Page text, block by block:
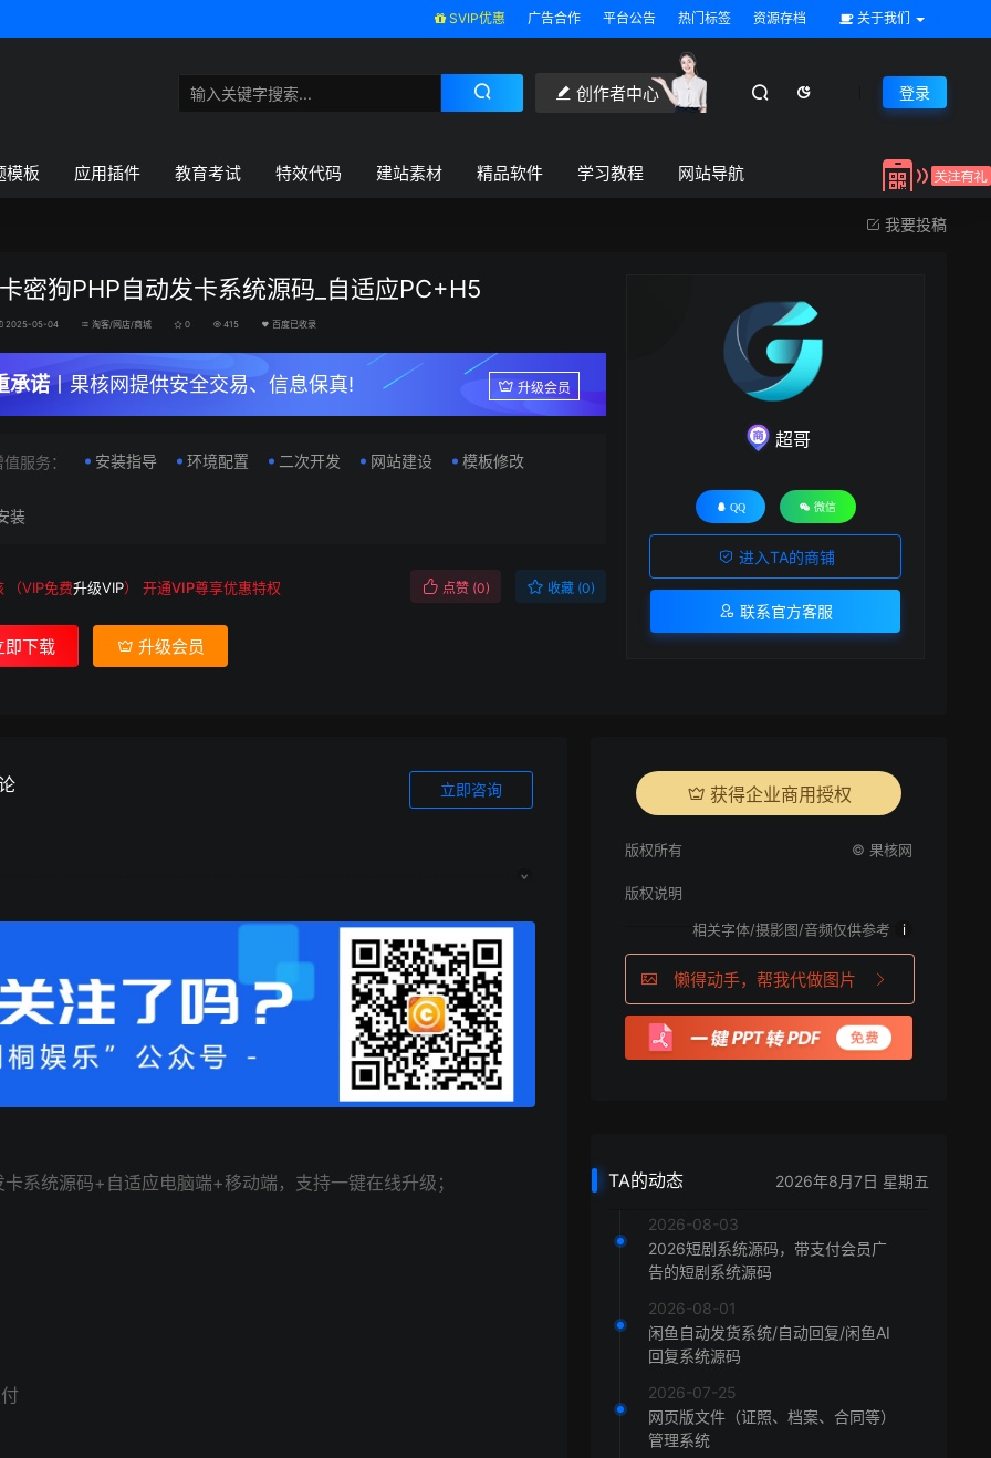
SVIP优惠 广告合作 平台公告 热门标签 资源存档 关于我们
创作者中心 登录
模板 应用插件 教育考试 特效代码 建站素材 精品软件 学习教程 网站导航
我要投稿
密狗PHP自动发卡系统源码_自适应PC+H5
2025-05-04 淘客/网店/商城 0 415 百度已收录
承诺丨果核网提供安全交易、信息保真! 升级会员
服务： 安装指导 环境配置 二次开发 网站建设 模板修改
装
（VIP免费升级VIP）开通VIP尊享优惠特权 点赞 (0) 收藏 (0)
下载 升级会员
超哥
QQ 微信
进入TA的商铺
联系官方客服
立即咨询
统源码+自适应电脑端+移动端，支持一键在线升级；
获得企业商用授权
版权所有 © 果核网
版权说明
相关字体/摄影图/音频仅供参考 i
懒得动手，帮我代做图片
TA的动态 2026年8月7日 星期五
2026-08-03
2026短剧系统源码，带支付会员广
告的短剧系统源码
2026-08-01
闲鱼自动发货系统/自动回复/闲鱼AI
回复系统源码
2026-07-25
网页版文件（证照、档案、合同等）
管理系统